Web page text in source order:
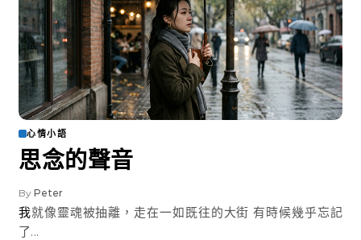
心情小語
思念的聲音
By Peter
我就像靈魂被抽離，走在一如既往的大街 有時候幾乎忘記
了...